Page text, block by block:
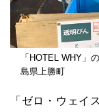
「HOTEL WHY」
島県上勝町
「ゼロ・ウェイ